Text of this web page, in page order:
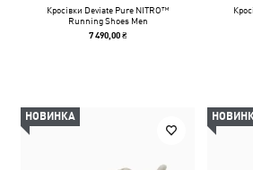
Кросівки Deviate Pure NITRO™
Running Shoes Men
7 490,00 ₴
НОВИНКА